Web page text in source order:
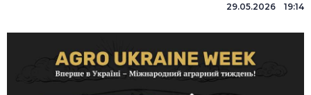
29.05.2026 19:14